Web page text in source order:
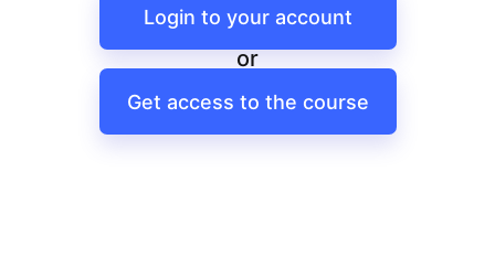
Login to your account
or
Get access to the course